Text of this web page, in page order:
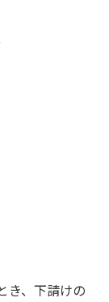
き、下請けの